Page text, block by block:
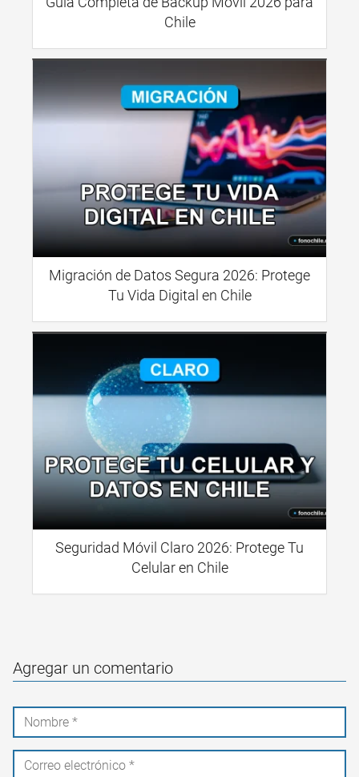
Chile
Migración de Datos Segura 2026: Protege
Tu Vida Digital en Chile
Seguridad Móvil Claro 2026: Protege Tu
Celular en Chile
Agregar un comentario